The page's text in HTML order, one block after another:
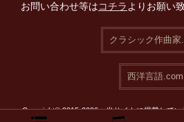
お問い合わせ等はコチラよりお願い
クラシック作曲家
西洋言語.com
Copyright© 2015-2026 当サイトに掲載してい